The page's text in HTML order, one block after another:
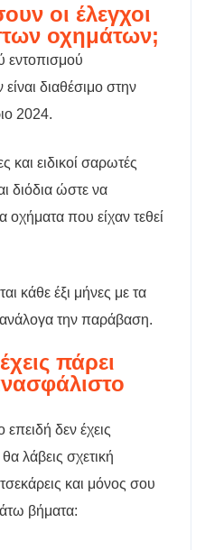
οι έλεγχοι
οχημάτων;
εντοπισμού
διαθέσιμο στην
2024.
και ειδικοί σαρωτές
διόδια ώστε να
οχήματα που είχαν τεθεί
κάθε έξι μήνες με τα
την παράβαση.
πάρει
επειδή δεν έχεις
λάβεις σχετική
και μόνος σου
βήματα: